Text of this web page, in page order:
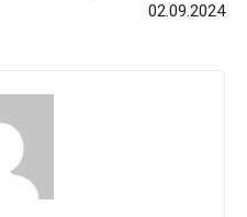
02.09.2024